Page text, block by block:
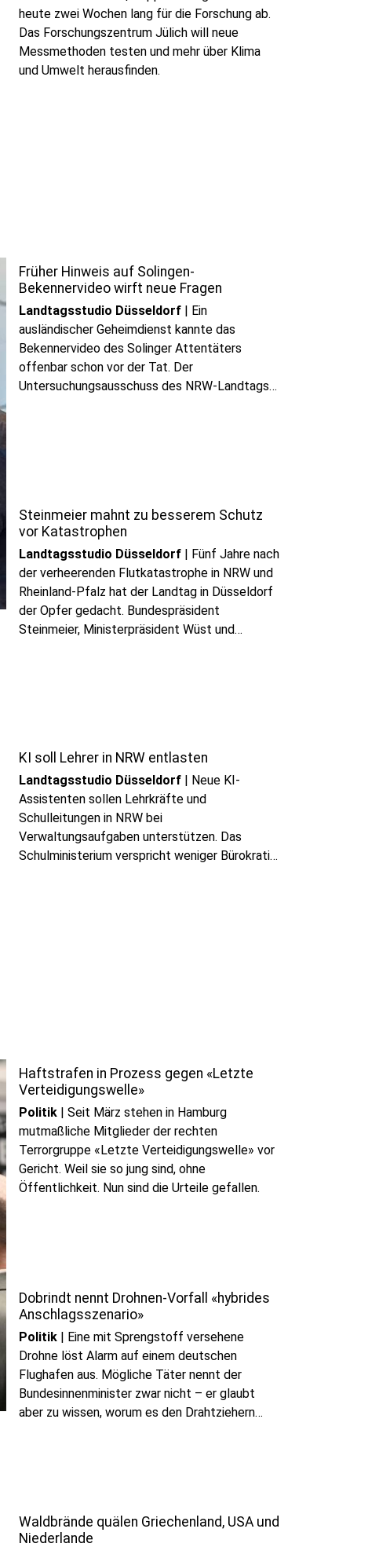
heute zwei Wochen lang für die Forschung ab.
Das Forschungszentrum Jülich will neue
Messmethoden testen und mehr über Klima
und Umwelt herausfinden.
Früher Hinweis auf Solingen-
Bekennervideo wirft neue Fragen
Landtagsstudio Düsseldorf | Ein
ausländischer Geheimdienst kannte das
Bekennervideo des Solinger Attentäters
offenbar schon vor der Tat. Der
Untersuchungsausschuss des NRW-Landtags
Steinmeier mahnt zu besserem Schutz
vor Katastrophen
Landtagsstudio Düsseldorf | Fünf Jahre nach
der verheerenden Flutkatastrophe in NRW und
Rheinland-Pfalz hat der Landtag in Düsseldorf
der Opfer gedacht. Bundespräsident
Steinmeier, Ministerpräsident Wüst und
KI soll Lehrer in NRW entlasten
Landtagsstudio Düsseldorf | Neue KI-
Assistenten sollen Lehrkräfte und
Schulleitungen in NRW bei
Verwaltungsaufgaben unterstützen. Das
Schulministerium verspricht weniger Bürokratie
Haftstrafen in Prozess gegen «Letzte
Verteidigungswelle»
Politik |Seit März stehen in Hamburg
mutmaßliche Mitglieder der rechten
Terrorgruppe «Letzte Verteidigungswelle» vor
Gericht. Weil sie so jung sind, ohne
Öffentlichkeit. Nun sind die Urteile gefallen.
Dobrindt nennt Drohnen-Vorfall «hybrides
Anschlagsszenario»
Politik | Eine mit Sprengstoff versehene
Drohne löst Alarm auf einem deutschen
Flughafen aus. Mögliche Täter nennt der
Bundesinnenminister zwar nicht – er glaubt
aber zu wissen, worum es den Drahtziehern
Waldbrände quälen Griechenland, USA und
Niederlande